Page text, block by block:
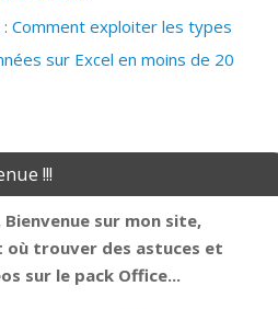
: Comment exploiter les types
sur Excel en moins de 20
!!!
Bienvenue sur mon site,
où trouver des astuces et
sur le pack Office...